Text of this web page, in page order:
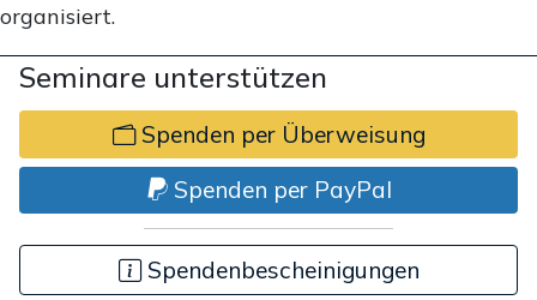
organisiert.
Seminare unterstützen
Spenden per Überweisung
Spenden per PayPal
Spendenbescheinigungen